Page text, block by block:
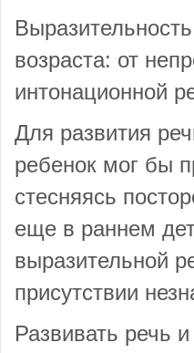
возраста: от
интонационной
Для развития
ребенок мог бы
стесняясь
еще в раннем
выразительной
присутствии
Развивать речь